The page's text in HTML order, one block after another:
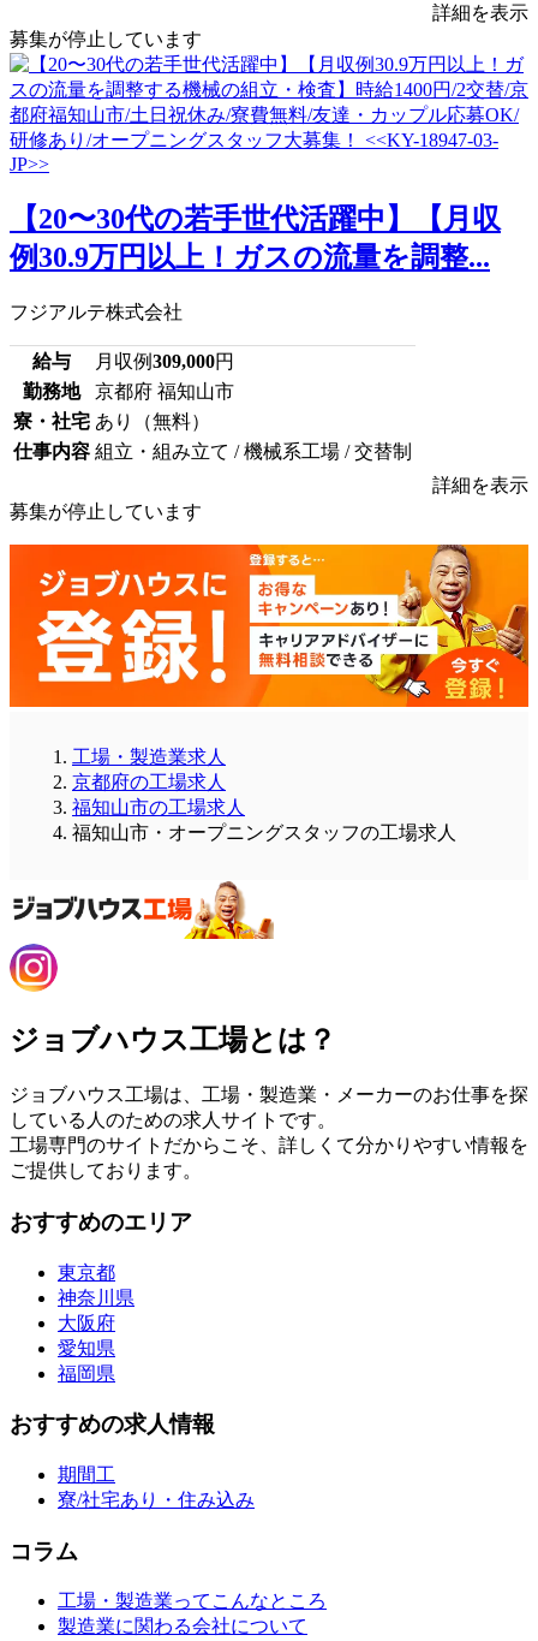
詳細を表示
募集が停止しています
【20〜30代の若手世代活躍中】【月収
例30.9万円以上！ガスの流量を調整...
フジアルテ株式会社
給与 月収例309,000円
勤務地
京都府 福知山市
寮・社宅 あり（無料）
仕事内容 組立・組み立て / 機械系工場 / 交替制
詳細を表示
募集が停止しています
工場・製造業求人
京都府の工場求人
福知山市の工場求人
福知山市・オープニングスタッフの工場求人
ジョブハウス工場とは？
ジョブハウス工場は、工場・製造業・メーカーのお仕事を探
している人のための求人サイトです。
工場専門のサイトだからこそ、詳しくて分かりやすい情報を
ご提供しております。
おすすめのエリア
東京都
神奈川県
大阪府
愛知県
福岡県
おすすめの求人情報
期間工
寮/社宅あり・住み込み
コラム
工場・製造業ってこんなところ
製造業に関わる会社について